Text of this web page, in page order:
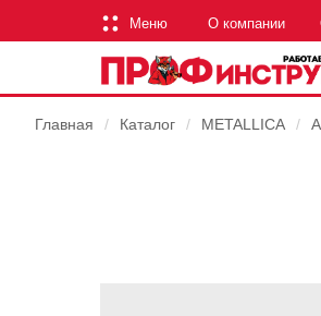
Меню О компании
Главная / Каталог / METALLICA /